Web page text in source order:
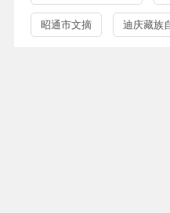
昭通市文摘 迪庆藏族